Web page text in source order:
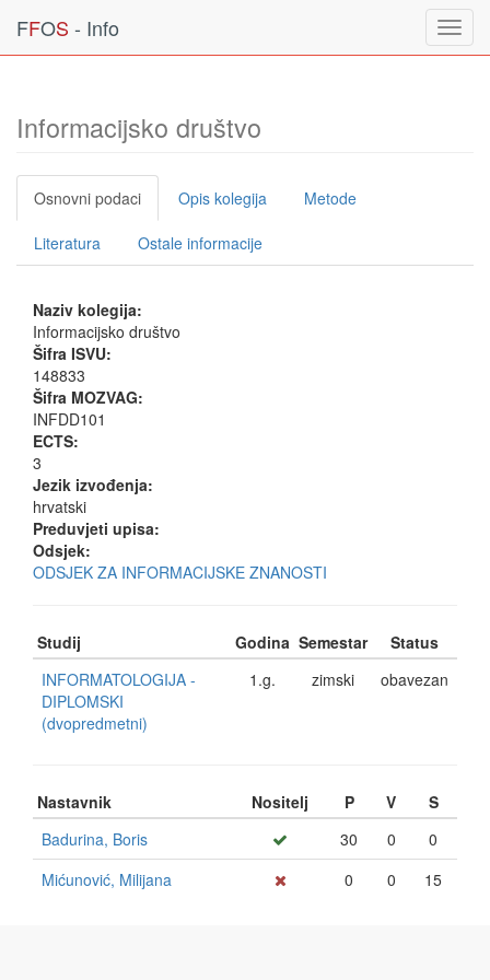
FFOS - Info
Informacijsko društvo
Osnovni podaci Opis kolegija Metode
Literatura Ostale informacije
Naziv kolegija:
Informacijsko društvo
Šifra ISVU:
148833
Šifra MOZVAG:
INFDD101
ECTS:
3
Jezik izvođenja:
hrvatski
Preduvjeti upisa:
Odsjek:
ODSJEK ZA INFORMACIJSKE ZNANOSTI
Studij Godina Semestar
Status
INFORMATOLOGIJA -
DIPLOMSKI
(dvopredmetni)
1.g. zimski obavezan
Nastavnik Nositelj P V
S
Badurina, Boris
30 0
0
Mićunović, Milijana
0 0 15